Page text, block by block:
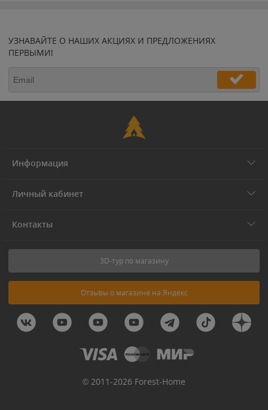
УЗНАВАЙТЕ О НАШИХ АКЦИЯХ И ПРЕДЛОЖЕНИЯХ
ПЕРВЫМИ!
Информация
Личный кабинет
Контакты
3D-тур по магазину
Отзывы о магазине на Яндекс
© 2011-2026 Forest-Home